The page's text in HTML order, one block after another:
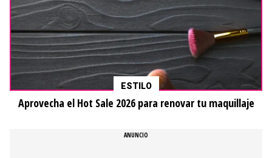
ESTILO
Aprovecha el Hot Sale 2026 para renovar tu maquillaje